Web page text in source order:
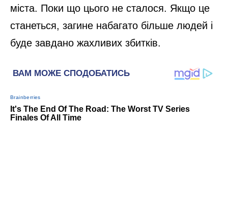
міста. Поки що цього не сталося. Якщо це
станеться, загине набагато більше людей і
буде завдано жахливих збитків.